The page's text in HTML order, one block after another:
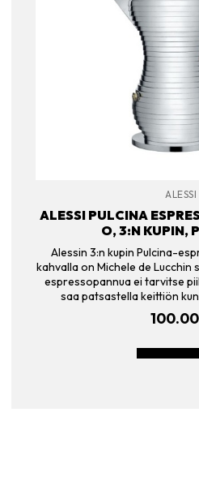
ALESSI
ALESSI PULCINA
O, 3:N KUPIN,
Alessin 3:n kupin Pulcina-
kahvalla on Michele de Lucchin
espressopannua ei tarvitse
saa patsastella keittiön